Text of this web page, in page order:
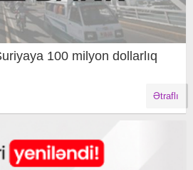
100 milyon dollarlıq
Ətraflı